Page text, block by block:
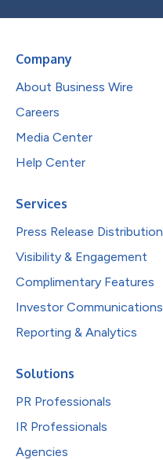
Company
About Business Wire
Careers
Media Center
Help Center
Services
Press Release Distribution
Visibility & Engagement
Complimentary Features
Investor Communications
Reporting & Analytics
Solutions
PR Professionals
IR Professionals
Agencies